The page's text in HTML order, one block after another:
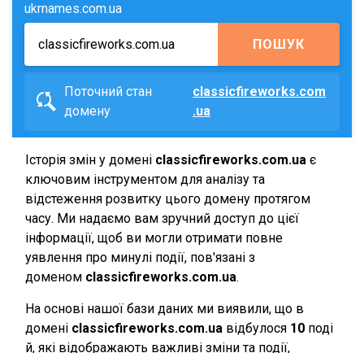
ukrnames.com.ua
ПОШУК
Поточний стан
домену
classicfireworks.com
.ua
Історія змін у домені classicfireworks.com.ua є
ключовим інструментом для аналізу та
відстеження розвитку цього домену протягом
часу. Ми надаємо вам зручний доступ до цієї
інформації, щоб ви могли отримати повне
уявлення про минулі події, пов'язані з
доменом classicfireworks.com.ua.
На основі нашої бази даних ми виявили, що в
домені classicfireworks.com.ua відбулося 10 поді
й, які відображають важливі зміни та події,